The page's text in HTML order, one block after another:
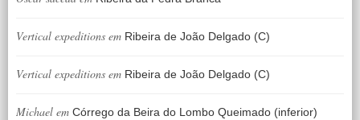
Vertical expeditions em Ribeira de João Delgado (C)
Vertical expeditions em Ribeira de João Delgado (C)
Michael em Córrego da Beira do Lombo Queimado (inferior)